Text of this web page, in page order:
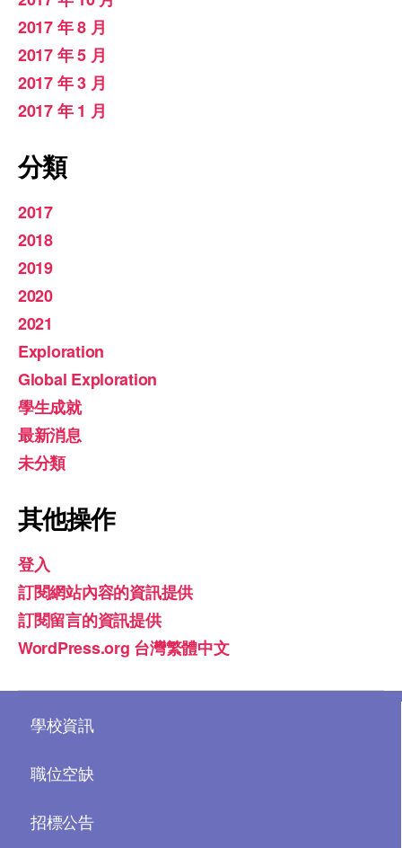
2017 年 8 月
2017 年 5 月
2017 年 3 月
2017 年 1 月
分類
2017
2018
2019
2020
2021
Exploration
Global Exploration
學生成就
最新消息
未分類
其他操作
登入
訂閱網站內容的資訊提供
訂閱留言的資訊提供
WordPress.org 台灣繁體中文
學校資訊
職位空缺
招標公告